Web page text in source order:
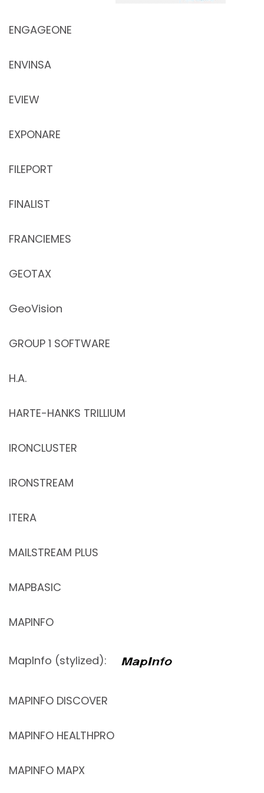
ENGAGEONE
ENVINSA
EVIEW
EXPONARE
FILEPORT
FINALIST
FRANCIEMES
GEOTAX
GeoVision
GROUP 1 SOFTWARE
H.A.
HARTE-HANKS TRILLIUM
IRONCLUSTER
IRONSTREAM
ITERA
MAILSTREAM PLUS
MAPBASIC
MAPINFO
MapInfo (stylized):
MAPINFO DISCOVER
MAPINFO HEALTHPRO
MAPINFO MAPX